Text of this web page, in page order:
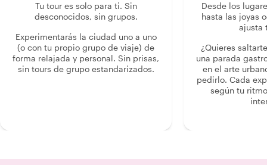
Tu tour es solo para ti. Sin
desconocidos, sin grupos.
Experimentarás la ciudad uno a uno
(o con tu propio grupo de viaje) de
forma relajada y personal. Sin prisas,
sin tours de grupo estandarizados.
Desde los
hasta las joyas
ajusta
¿Quieres
una parada
en el arte
pedirlo. Cada
según tu